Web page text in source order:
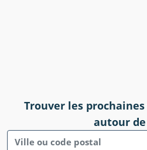
Trouver les
autour